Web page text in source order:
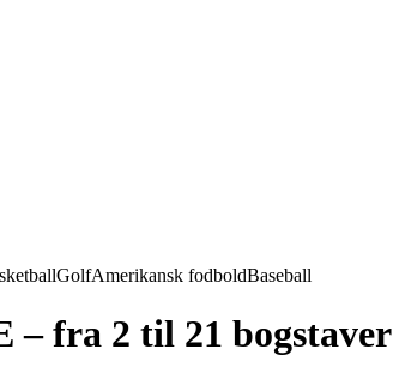
GolfAmerikansk fodboldBaseball
fra 2 til 21 bogstaver